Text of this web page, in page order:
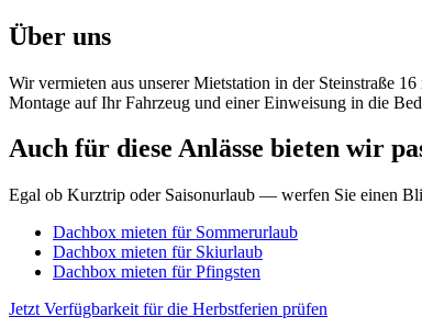
Über uns
Wir vermieten aus unserer Mietstation in der Steinstraße
Montage auf Ihr Fahrzeug und einer Einweisung in die
Auch für diese Anlässe bieten wir
Egal ob Kurztrip oder Saisonurlaub — werfen Sie einen
Dachbox mieten für Sommerurlaub
Dachbox mieten für Skiurlaub
Dachbox mieten für Pfingsten
Jetzt Verfügbarkeit für die Herbstferien prüfen